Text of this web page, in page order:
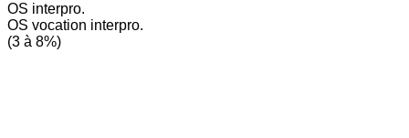
OS interpro.
OS vocation interpro.
(3 à 8%)